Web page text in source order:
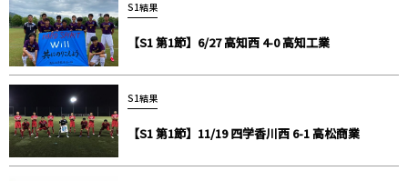
S1結果
【S1 第1節】6/27 高知西 4-0 高知工業
S1結果
【S1 第1節】11/19 四学香川西 6-1 高松商業